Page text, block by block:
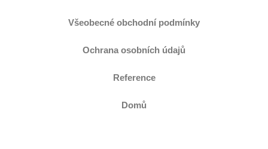
Všeobecné obchodní podmínky
Ochrana osobních údajů
Reference
Domů